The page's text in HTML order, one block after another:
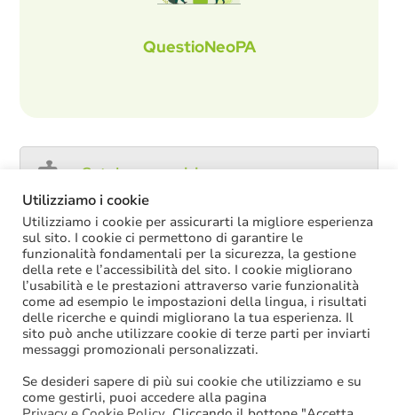
QuestioNeoPA
Catalogo servizi
ULTIME NOTIZIE
Decreto PA: nella versione definitiva salta il
chiarimento sul trattamento economico
spettante durante le ferie
La soppressione dei vecchi tetti di spesa
offre più margini anche per l’aumento del
ACCRUAL: come si registrano i
trasferimenti vincolati per investimenti
Utilizziamo i cookie
Utilizziamo i cookie per assicurarti la migliore esperienza
sul sito. I cookie ci permettono di garantire le
funzionalità fondamentali per la sicurezza, la gestione
della rete e l’accessibilità del sito. I cookie migliorano
l’usabilità e le prestazioni attraverso varie funzionalità
come ad esempio le impostazioni della lingua, i risultati
delle ricerche e quindi migliorano la tua esperienza. Il
sito può anche utilizzare cookie di terze parti per inviarti
messaggi promozionali personalizzati.
Se desideri sapere di più sui cookie che utilizziamo e su
come gestirli, puoi accedere alla pagina